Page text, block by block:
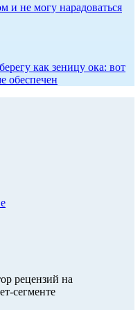
и не могу нарадоваться
как зеницу ока: вот
обеспечен
рецензий на
сегменте